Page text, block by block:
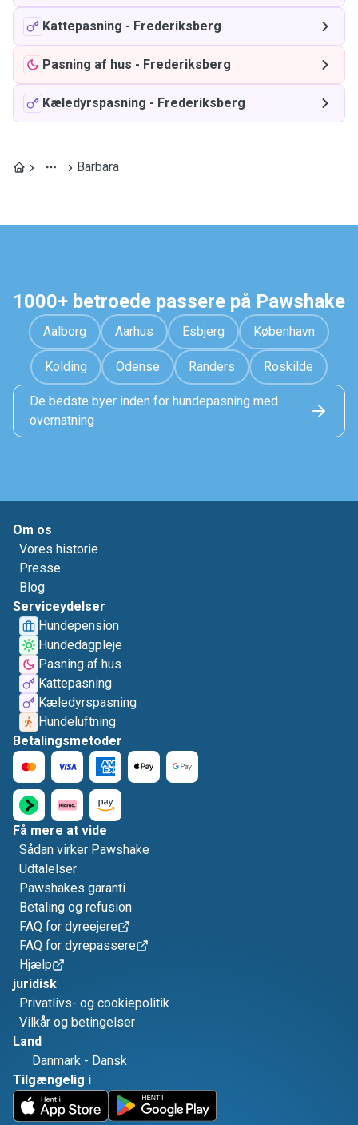
Kattepasning - Frederiksberg
Pasning af hus - Frederiksberg
Kæledyrspasning - Frederiksberg
Barbara
1000+ betroede passere på Pawshake
Aalborg Aarhus Esbjerg København
Kolding Odense Randers Roskilde
De bedste byer inden for hundepasning med
overnatning
Om os
Vores historie
Presse
Blog
Serviceydelser
Hundepension
Hundedagpleje
Pasning af hus
Kattepasning
Kæledyrspasning
Hundeluftning
Betalingsmetoder
Få mere at vide
Sådan virker Pawshake
Udtalelser
Pawshakes garanti
Betaling og refusion
FAQ for dyreejere
FAQ for dyrepassere
Hjælp
juridisk
Privatlivs- og cookiepolitik
Vilkår og betingelser
Land
Danmark - Dansk
Tilgængelig i